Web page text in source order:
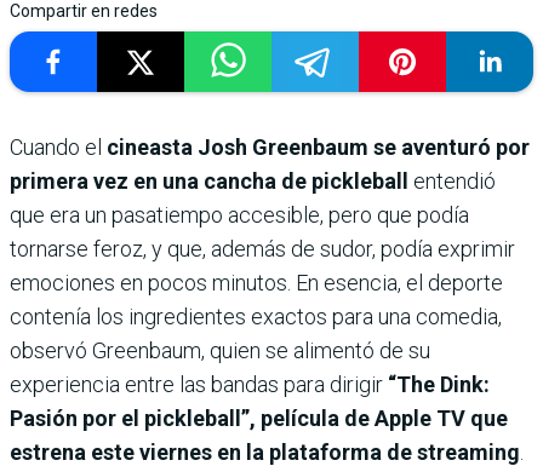
Compartir en redes
Cuando el cineasta Josh Greenbaum se aventuró por
primera vez en una cancha de pickleball entendió
que era un pasatiempo accesible, pero que podía
tornarse feroz, y que, además de sudor, podía exprimir
emociones en pocos minutos. En esencia, el deporte
contenía los ingredientes exactos para una comedia,
observó Greenbaum, quien se alimentó de su
experiencia entre las bandas para dirigir “The Dink:
Pasión por el pickleball”, película de Apple TV que
estrena este viernes en la plataforma de streaming